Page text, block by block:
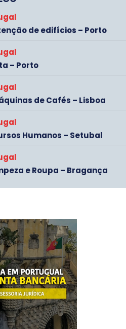
de edifícios – Porto
– Porto
de Cafés – Lisboa
Humanos – Setubal
e Roupa – Bragança